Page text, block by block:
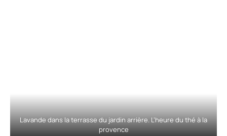
Lavande dans la terrasse du jardin arrière. L’heure du thé à la
provence